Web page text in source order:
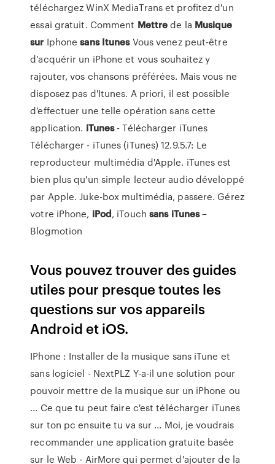
téléchargez WinX MediaTrans et profitez d'un
essai gratuit. Comment Mettrede la Musique
sur Iphonesans ItunesVous venez peut-être
d’acquérir un iPhone et vous souhaitez y
rajouter, vos chansons préférées. Mais vous ne
disposez pas d'Itunes. A priori, il est possible
d’effectuer une telle opération sans cette
application. iTunes- Télécharger iTunes
Télécharger - iTunes (iTunes) 12.9.5.7: Le
reproducteur multimédia d'Apple. iTunes est
bien plus qu'un simple lecteur audio développé
par Apple. Juke-box multimédia, passere. Gérez
votre iPhone, iPod, iTouch sans iTunes–
Blogmotion
Vous pouvez trouver des guides
utiles pour presque toutes les
questions sur vos appareils
Android et iOS.
IPhone : Installer de la musique sans iTune et
sans logiciel - NextPLZ Y-a-il une solution pour
pouvoir mettre de la musique sur un iPhone ou
... Ce que tu peut faire c'est télécharger iTunes
sur ton pc ensuite tu va sur ... Moi, je voudrais
recommander une application gratuite basée
sur le Web - AirMore qui permet d'ajouter de la